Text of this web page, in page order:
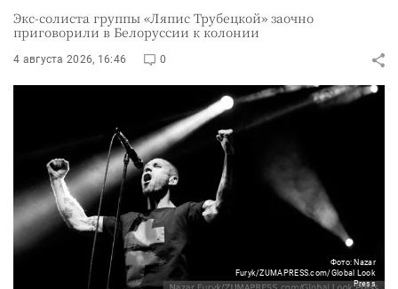
Экс-солиста группы «Ляпис Трубецкой» заочно
приговорили в Белоруссии к колонии
4 августа 2026, 16:46 0
Фото: Nazar
Furyk/ZUMAPRESS.com/Global Look
Press